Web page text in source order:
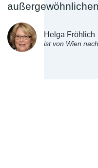
Helga Fröhlich
ist von Wien